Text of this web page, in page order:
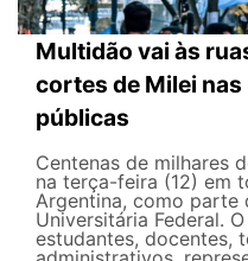
Multidão vai às
cortes de Milei
públicas
Centenas de milhares
na terça-feira (12) em
Argentina, como parte
Universitária Federal.
estudantes, docentes,